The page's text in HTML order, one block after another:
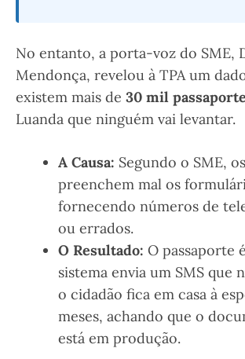
No entanto, a porta-voz do SME,
Mendonça, revelou à TPA um
existem mais de 30 mil
Luanda que ninguém vai levantar.
A Causa: Segundo o SME,
preenchem mal os
fornecendo números de
ou errados.
O Resultado: O passaporte
sistema envia um SMS que
o cidadão fica em casa à
meses, achando que o
está em produção.